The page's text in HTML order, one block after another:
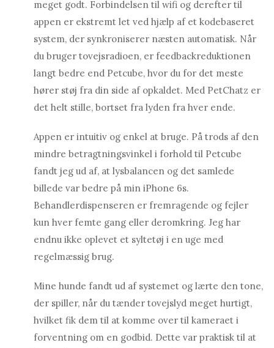
meget godt. Forbindelsen til wifi og derefter til
appen er ekstremt let ved hjælp af et kodebaseret
system, der synkroniserer næsten automatisk. Når
du bruger tovejsradioen, er feedbackreduktionen
langt bedre end Petcube, hvor du for det meste
hører støj fra din side af opkaldet. Med PetChatz er
det helt stille, bortset fra lyden fra hver ende.
Appen er intuitiv og enkel at bruge. På trods af den
mindre betragtningsvinkel i forhold til Petcube
fandt jeg ud af, at lysbalancen og det samlede
billede var bedre på min iPhone 6s.
Behandlerdispenseren er fremragende og fejler
kun hver femte gang eller deromkring. Jeg har
endnu ikke oplevet et syltetøj i en uge med
regelmæssig brug.
Mine hunde fandt ud af systemet og lærte den tone,
der spiller, når du tænder tovejslyd meget hurtigt,
hvilket fik dem til at komme over til kameraet i
forventning om en godbid. Dette var praktisk til at